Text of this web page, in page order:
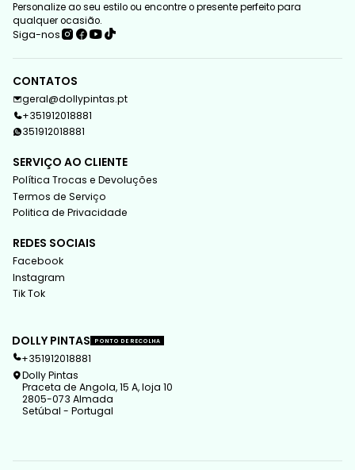
Personalize ao seu estilo ou encontre o presente perfeito para
qualquer ocasião.
Siga-nos
CONTATOS
geral@dollypintas.pt
+351912018881
351912018881
SERVIÇO AO CLIENTE
Política Trocas e Devoluções
Termos de Serviço
Politica de Privacidade
REDES SOCIAIS
Facebook
Instagram
Tik Tok
DOLLY PINTAS PONTO DE RECOLHA
+351912018881
Dolly Pintas
Praceta de Angola, 15 A, loja 10
2805-073 Almada
Setúbal - Portugal